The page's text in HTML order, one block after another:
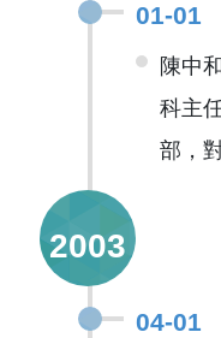
01-01
陳中
科主
部，
2003
04-01